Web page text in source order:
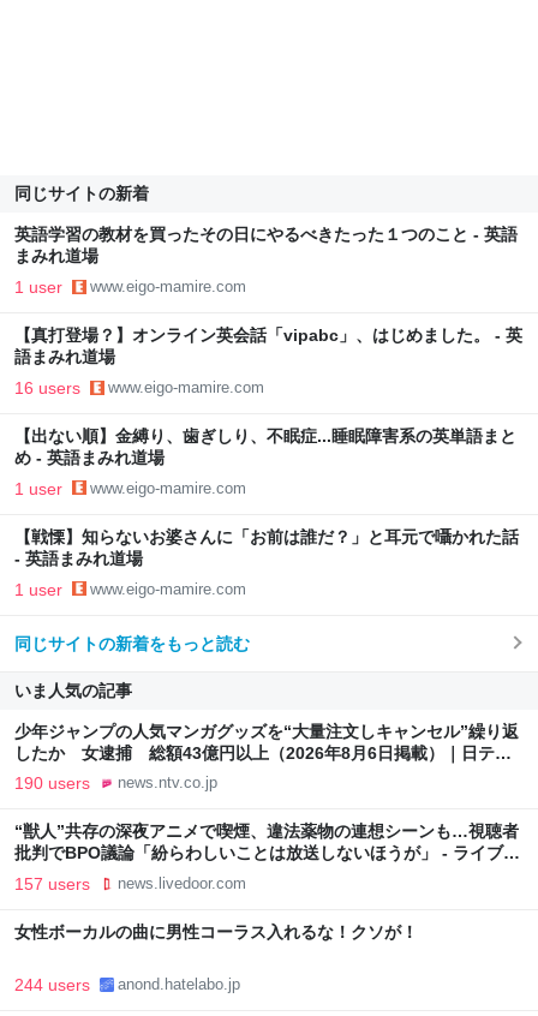
同じサイトの新着
英語学習の教材を買ったその日にやるべきたった１つのこと - 英語
まみれ道場
1 user www.eigo-mamire.com
【真打登場？】オンライン英会話「vipabc」、はじめました。 - 英
語まみれ道場
16 users www.eigo-mamire.com
【出ない順】金縛り、歯ぎしり、不眠症...睡眠障害系の英単語まと
め - 英語まみれ道場
1 user www.eigo-mamire.com
【戦慄】知らないお婆さんに「お前は誰だ？」と耳元で囁かれた話
- 英語まみれ道場
1 user www.eigo-mamire.com
同じサイトの新着をもっと読む
いま人気の記事
少年ジャンプの人気マンガグッズを“大量注文しキャンセル”繰り返
したか 女逮捕 総額43億円以上（2026年8月6日掲載）｜日テレ
NEWS NNN
190 users news.ntv.co.jp
“獣人”共存の深夜アニメで喫煙、違法薬物の連想シーンも…視聴者
批判でBPO議論「紛らわしいことは放送しないほうが」 - ライブド
アニュース
157 users news.livedoor.com
女性ボーカルの曲に男性コーラス入れるな！クソが！
244 users anond.hatelabo.jp